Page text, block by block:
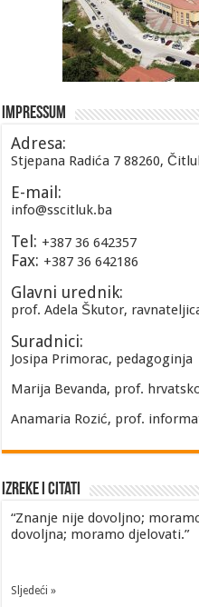
Impressum
Adresa:
Stjepana Radića 7 88260,
E-mail:
info@sscitluk.ba
Tel: +387 36 642357
Fax: +387 36 642186
Glavni urednik:
prof. Adela Škutor,
Suradnici:
Josipa Primorac, pedagoginja
Marija Bevanda, prof.
Anamaria Rozić, prof.
Izreke i Citati
“Znanje nije dovoljno;
dovoljna; moramo djelovati.”
Sljedeći »